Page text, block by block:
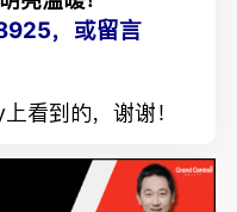
，或留言
看到的，谢谢！